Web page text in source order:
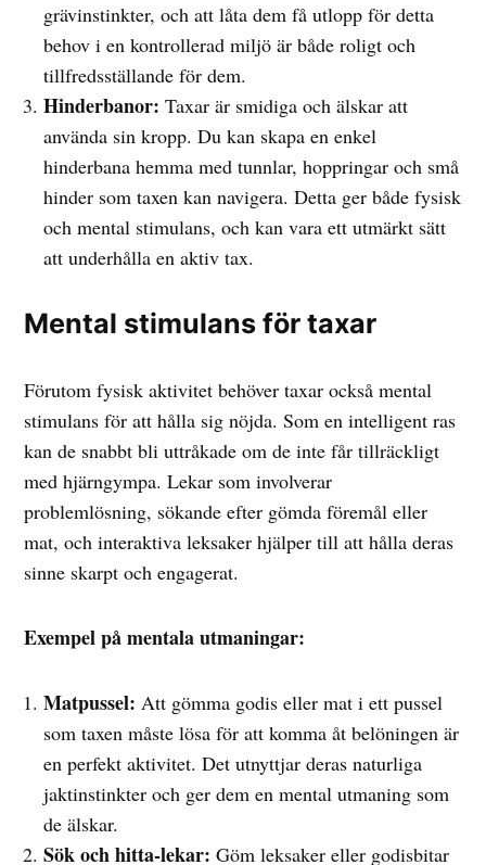
grävinstinkter, och att låta dem få utlopp för detta
behov i en kontrollerad miljö är både roligt och
tillfredsställande för dem.
Hinderbanor: Taxar är smidiga och älskar att
använda sin kropp. Du kan skapa en enkel
hinderbana hemma med tunnlar, hoppringar och små
hinder som taxen kan navigera. Detta ger både fysisk
och mental stimulans, och kan vara ett utmärkt sätt
att underhålla en aktiv tax.
Mental stimulans för taxar
Förutom fysisk aktivitet behöver taxar också mental
stimulans för att hålla sig nöjda. Som en intelligent ras
kan de snabbt bli uttråkade om de inte får tillräckligt
med hjärngympa. Lekar som involverar
problemlösning, sökande efter gömda föremål eller
mat, och interaktiva leksaker hjälper till att hålla deras
sinne skarpt och engagerat.
Exempel på mentala utmaningar:
Matpussel: Att gömma godis eller mat i ett pussel
som taxen måste lösa för att komma åt belöningen är
en perfekt aktivitet. Det utnyttjar deras naturliga
jaktinstinkter och ger dem en mental utmaning som
de älskar.
Sök och hitta-lekar: Göm leksaker eller godisbitar